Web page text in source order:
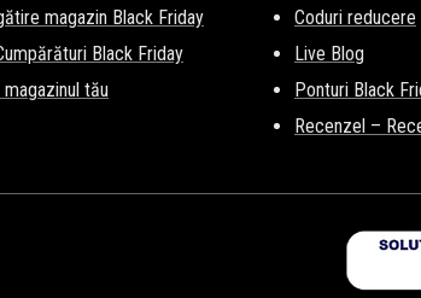
magazin Black Friday
Black Friday
tău
Coduri reducere
Live Blog
Ponturi Black
Recenzel –